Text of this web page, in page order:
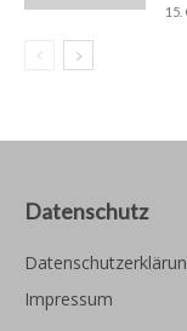
Datenschutz
Impressum